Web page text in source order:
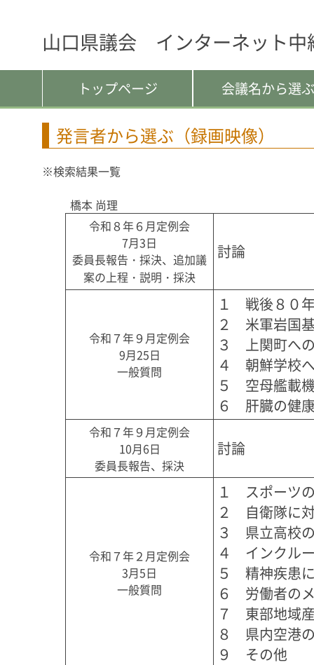
山口県議会 インターネット中
トップページ 会議名から選ぶ
発言者から選ぶ（録画映像）
※検索結果一覧
橋本 尚理
令和８年６月定例会
7月3日
委員長報告・採決、追加議
案の上程・説明・採決
討論
令和７年９月定例会
9月25日
一般質問
１　戦後８０
２　米軍岩国
３　上関町へ
４　朝鮮学校
５　空母艦載
令和７年９月定例会
10月6日
委員長報告、採決
討論
令和７年２月定例会
3月5日
一般質問
１　スポーツ
２　自衛隊に
３　県立高校
４　インクル
５　精神疾患
６　労働者の
７　東部地域
８　県内空港
９　その他